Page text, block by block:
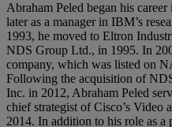
Abraham Peled began his
later as a manager in IBM’s
1993, he moved to Eltron
NDS Group Ltd., in 1995. In
company, which was listed on
Following the acquisition of
Inc. in 2012, Abraham Peled
chief strategist of Cisco’s
2014. In addition to his role as a